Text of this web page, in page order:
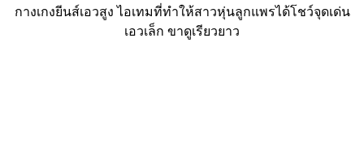
กางเกงยีนส์เอวสูง ไอเทมที่ทำให้สาวหุ่นลูกแพรได้โชว์จุดเด่น
เอวเล็ก ขาดูเรียวยาว